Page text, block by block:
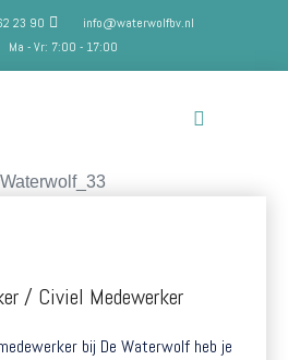
23 90
info@waterwolfbv.nl
Ma - Vr: 7:00 - 17:00
/ Civiel Medewerker
bij De Waterwolf heb je